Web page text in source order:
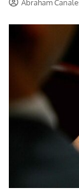
Abraham